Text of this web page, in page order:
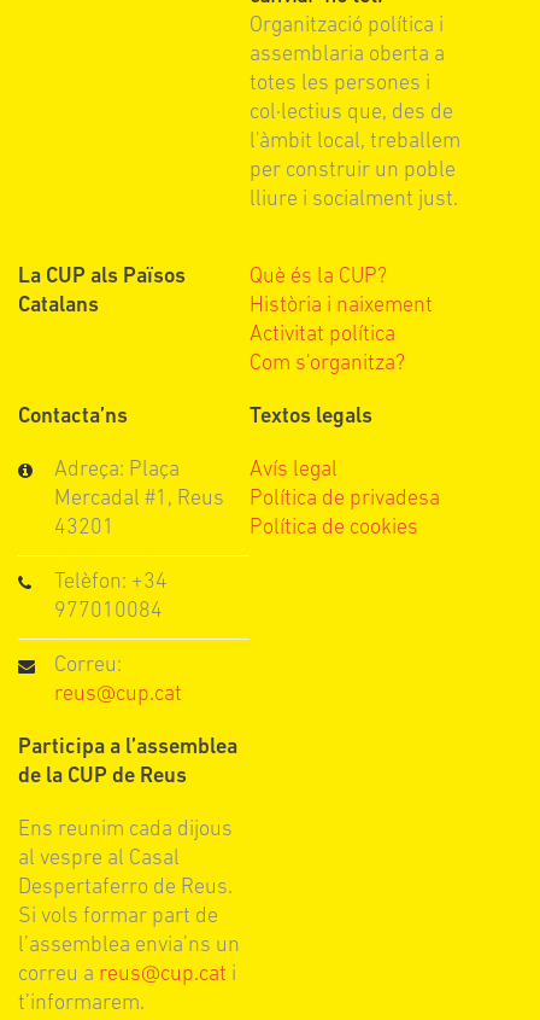
Organització política i
assemblaria oberta a
totes les persones i
col·lectius que, des de
l'àmbit local, treballem
per construir un poble
lliure i socialment just.
La CUP als Països
Catalans
Què és la CUP?
Història i naixement
Activitat política
Com s'organitza?
Contacta’ns
Adreça: Plaça
Mercadal #1, Reus
43201
Telèfon: +34
977010084
Correu:
reus@cup.cat
Participa a l’assemblea
de la CUP de Reus
Ens reunim cada dijous
al vespre al Casal
Despertaferro de Reus.
Si vols formar part de
l’assemblea envia’ns un
correu a reus@cup.cat i
t’informarem.
Textos legals
Avís legal
Política de privadesa
Política de cookies